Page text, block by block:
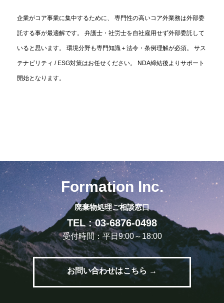
企業がコア事業に集中するために、 専門性の高いコア外業務は外部委
託する事が最適解です。 弁護士・社労士を自社雇用せず外部委託して
いると思います。 環境分野も専門知識＋法令・条例理解が必須。 サス
テナビリティ / ESG対策はお任せください。 NDA締結後よりサポート
開始となります。
Formation Inc.
廃棄物処理ご相談窓口
TEL : 03-6876-0498
受付時間：平日9:00～18:00
お問い合わせはこちら →